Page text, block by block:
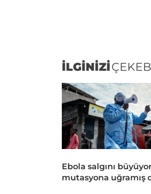
İLGİNİZİ
Ebola salgını
mutasyona uğramış